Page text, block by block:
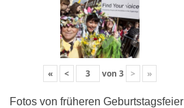
« < von 3 > »
Fotos von früheren Geburtstagsfeier